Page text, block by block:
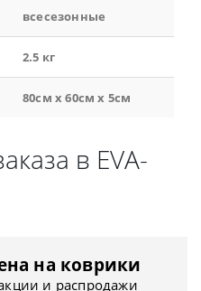
всесезонные
2.5 кг
80см x 60см x 5см
в EVA-
на коврики
и распродажи